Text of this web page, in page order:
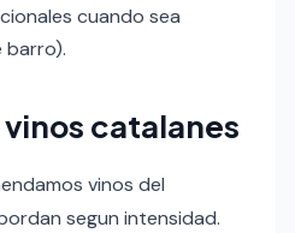
cuando sea
barro).
catalanes
vinos del
segun intensidad.